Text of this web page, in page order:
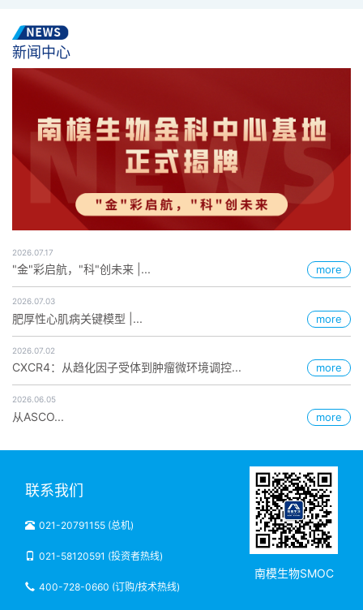
新闻中心
2026.07.17
"金"彩启航，"科"创未来 |... more
2026.07.03
肥厚性心肌病关键模型 |... more
2026.07.02
CXCR4：从趋化因子受体到肿瘤微环境调控... more
2026.06.05
从ASCO... more
联系我们
021-20791155 (总机)
021-58120591 (投资者热线)
400-728-0660 (订购/技术热线)
南模生物SMOC